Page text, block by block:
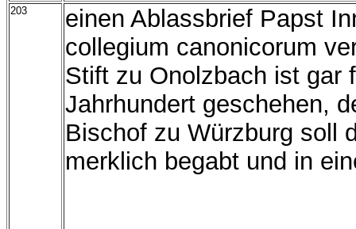
203
einen Ablassbrief Papst
collegium canonicorum
Stift zu Onolzbach ist gar
Jahrhundert geschehen,
Bischof zu Würzburg soll
merklich begabt und in